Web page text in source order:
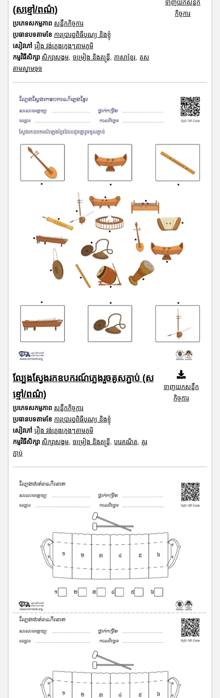
(សខ្មៅ/ពណ៌)
ប្រភេទសកម្មភាព សន្លឹកកិច្ចការ
ប្រធានបទតាមខែ ការប្រារព្ធពិធីបុណ្យ និងខ្ញុំ
សៀវភៅ រឿង វង់ភ្លេងក្មេងៗតាមភូមិ
កម្មវិធីសិក្សា សិក្សាសង្គម, ចម្រៀង និងតន្ត្រី ភាសាខ្មែរ, គូស
តាមស្នាមចុច
ទាញយកសន្លឹក
កិច្ចការ
ល្បែងស្វែងរកឧបករណ៍ភ្លេងរួចគូសភ្ជាប់ (ស
ខ្មៅ/ពណ៌)
ប្រភេទសកម្មភាព សន្លឹកកិច្ចការ
ប្រធានបទតាមខែ ការប្រារព្ធពិធីបុណ្យ និងខ្ញុំ
សៀវភៅ រឿង វង់ភ្លេងក្មេងៗតាមភូមិ
កម្មវិធីសិក្សា សិក្សាសង្គម, ចម្រៀង និងតន្ត្រី, បុរេគណិត, គូរ
ភ្ជាប់
ទាញយកសន្លឹក
កិច្ចការ